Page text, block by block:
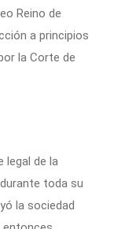
Reino de
a principios
la Corte de
legal de la
toda su
la sociedad